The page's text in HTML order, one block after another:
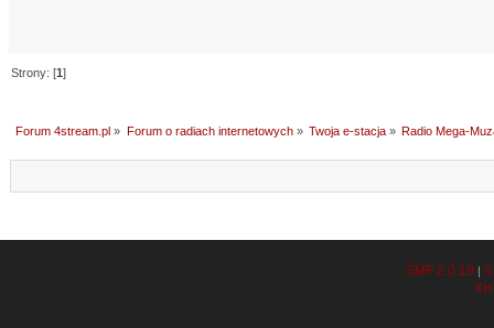
Strony: [1]
Forum 4stream.pl » Forum o radiach internetowych» Twoja e-stacja» Radio Mega-
SMF 2.0.19 |